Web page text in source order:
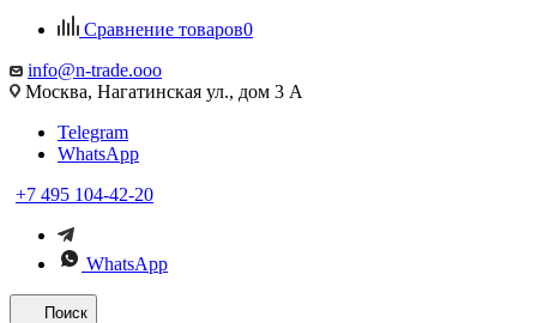
Сравнение товаров0
info@n-trade.ooo
Москва, Нагатинская ул., дом 3 А
Telegram
WhatsApp
+7 495 104-42-20
WhatsApp
Поиск